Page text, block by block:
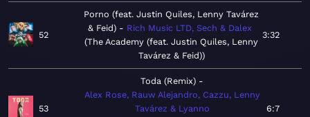
52
Porno (feat. Justin Quiles, Lenny Tavárez
& Feid)
Rich Music LTD, Sech & Dalex
The Academy (feat. Justin Quiles, Lenny
Tavárez & Feid)
3:32
53
Toda (Remix)
Alex Rose, Rauw Alejandro, Cazzu, Lenny
Tavárez & Lyanno
6:7